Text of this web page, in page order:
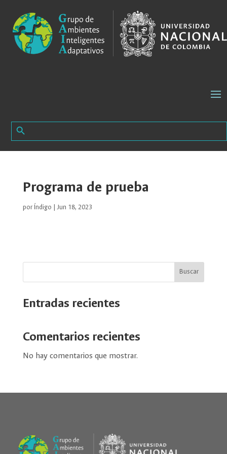
Search Button
Programa de prueba
por Índigo Jun 18, 2023
Buscar
Entradas recientes
Comentarios recientes
No hay comentarios que mostrar.